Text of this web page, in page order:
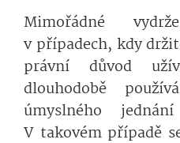
Mimořádné
v případech, kdy
právní důvod
dlouhodobě
úmyslného
V takovém případě